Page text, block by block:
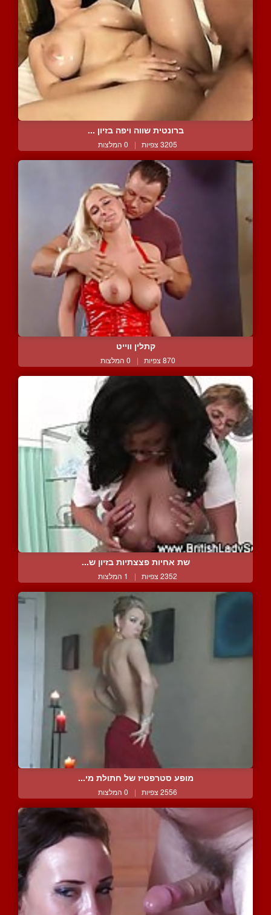
ברונטית שווה ויפה בזיון ...
3205 צפיות | 0 המלצות
קתלין ווייט
870 צפיות | 0 המלצות
שת אחיות פצצתיות בזיון ש...
2352 צפיות | 1 המלצות
מופע סטרפטיז של חתולת מי...
2556 צפיות | 0 המלצות